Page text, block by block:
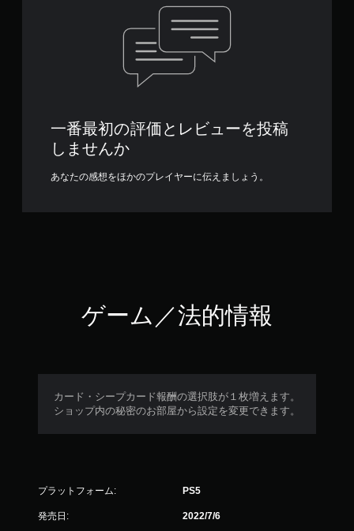
一番最初の評価とレビューを投稿
しませんか
あなたの感想をほかのプレイヤーに伝えましょう。
ゲーム／法的情報
カード・シープカード報酬の選択肢が１枚増えます。
ショップ内の秘密のお部屋から設定を変更できます。
プラットフォーム: PS5
発売日: 2022/7/6